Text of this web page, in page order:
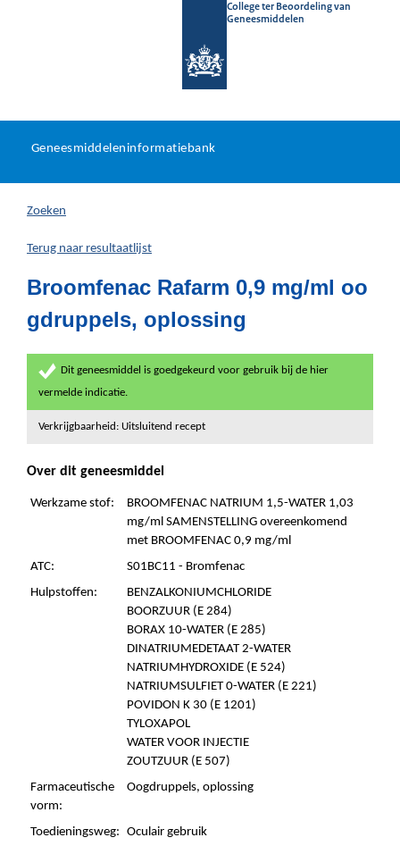
College ter Beoordeling van
Geneesmiddelen
U
hier:
Geneesmiddeleninformatiebank
Zoeken
Terug naar resultaatlijst
Broomfenac Rafarm 0,9 mg/ml oo
gdruppels, oplossing
Dit geneesmiddel is goedgekeurd voor gebruik bij de hier
vermelde indicatie.
Verkrijgbaarheid: Uitsluitend recept
Over dit geneesmiddel
Werkzame stof:
BROOMFENAC NATRIUM 1,5-WATER 1,03
mg/ml SAMENSTELLING overeenkomend
met BROOMFENAC 0,9 mg/ml
ATC:
S01BC11 - Bromfenac
Hulpstoffen:
BENZALKONIUMCHLORIDE
BOORZUUR (E 284)
BORAX 10-WATER (E 285)
DINATRIUMEDETAAT 2-WATER
NATRIUMHYDROXIDE (E 524)
NATRIUMSULFIET 0-WATER (E 221)
POVIDON K 30 (E 1201)
TYLOXAPOL
WATER VOOR INJECTIE
ZOUTZUUR (E 507)
Farmaceutische
vorm:
Oogdruppels, oplossing
Toedieningsweg: Oculair gebruik